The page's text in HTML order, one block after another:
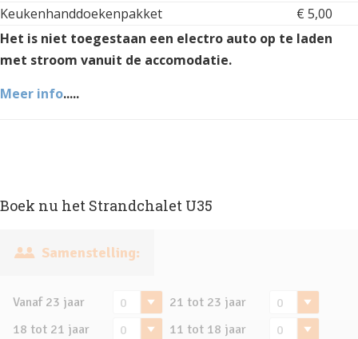
Keukenhanddoekenpakket
€ 5,00
Het is niet toegestaan een electro auto op te laden
met stroom vanuit de accomodatie.
Meer info.....
Boek nu het Strandchalet U35
Samenstelling:
Vanaf 23 jaar
21 tot 23 jaar
18 tot 21 jaar
11 tot 18 jaar